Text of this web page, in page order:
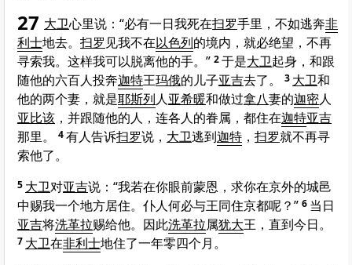
27 大卫心里说：“必有一日我死在扫罗手里，不如逃奔非
利士地去。 扫罗 见我不在以色列的境内，就必绝望，不再
寻索我。这样我可以脱离他的手。” 2于是大卫起身，和跟
随他的六百人投奔迦特王玛俄的儿子亚吉去了。 3 大卫和
他的两个妻，就是耶斯列人亚希暖和做过拿八妻的迦密人
亚比该 ，并跟随他的人，连各人的眷属，都住在迦特亚吉
那里。
4有人告诉扫罗说， 大卫逃到迦特 ， 扫罗就不再寻
索他了。
5 大卫对亚吉说：“我若在你眼前蒙恩，求你在京外的城邑
中赐我一个地方居住。仆人何必与王同住京都呢？” 6 当日
亚吉将洗革拉赐给他。因此洗革拉属犹大王，直到今日。
7 大卫在非利士地住了一年零四个月。